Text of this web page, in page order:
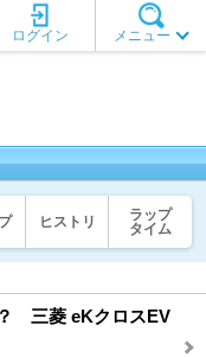
メニュー
ログイン
ヒストリ
ラップ
タイム
三菱 eKクロスEV